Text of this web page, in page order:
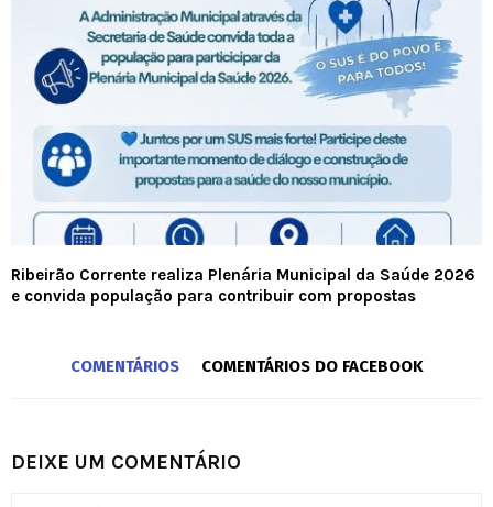
Ribeirão Corrente realiza Plenária Municipal da Saúde 2026
e convida população para contribuir com propostas
COMENTÁRIOS COMENTÁRIOS DO FACEBOOK
DEIXE UM COMENTÁRIO